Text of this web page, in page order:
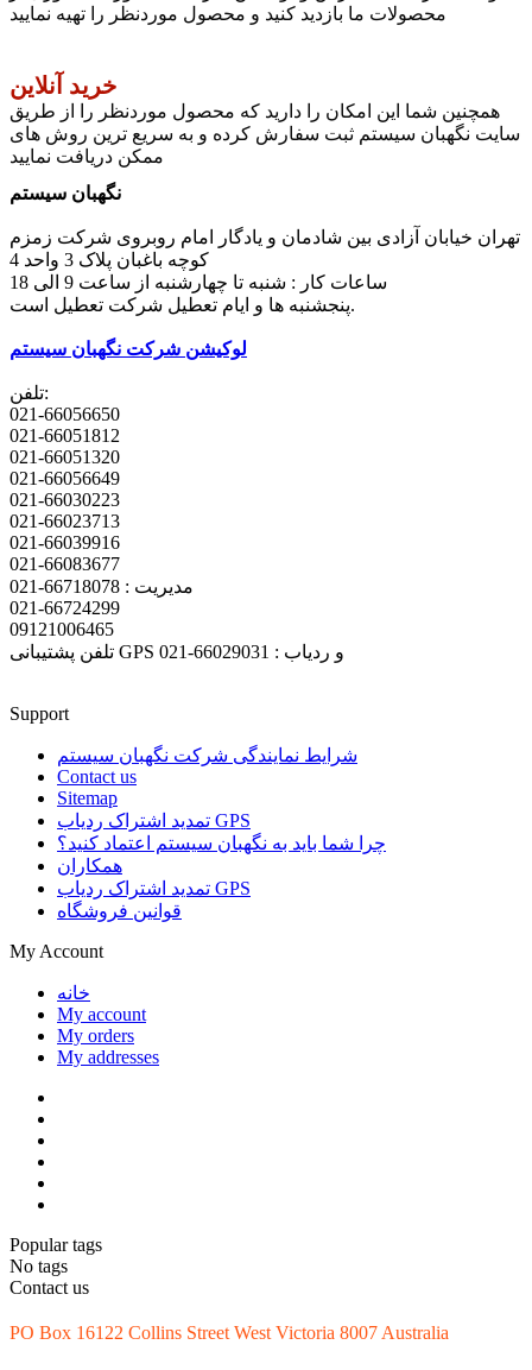
محصولات ما بازدید کنید و محصول موردنظر را تهیه نمایید
خرید آنلاین
همچنین شما این امکان را دارید که محصول موردنظر را از طریق
سایت نگهبان سیستم ثبت سفارش کرده و به سریع ترین روش های
ممکن دریافت نمایید
نگهبان سیستم
تهران خیابان آزادی بین شادمان و یادگار امام روبروی شرکت زمزم
کوچه باغبان پلاک 3 واحد 4
پنجشنبه ها و ایام تعطیل شرکت تعطیل است.
لوکیشن شرکت نگهبان سیستم
تلفن:
021-66056650
021-66051812
021-66051320
021-66056649
021-66030223
021-66023713
021-66039916
021-66083677
مدیریت : 66718078-021
021-66724299
09121006465
تلفن پشتیبانی GPS و ردیاب : 66029031-021
Support
شرایط نمایندگی شرکت نگهبان سیستم
Contact us
Sitemap
تمدید اشتراک ردیاب GPS
چرا شما باید به نگهبان سیستم اعتماد کنید؟
همکاران
تمدید اشتراک ردیاب GPS
قوانین فروشگاه
My Account
خانه
My account
My orders
My addresses
Popular tags
No tags
Contact us
PO Box 16122 Collins Street West Victoria 8007 Australia